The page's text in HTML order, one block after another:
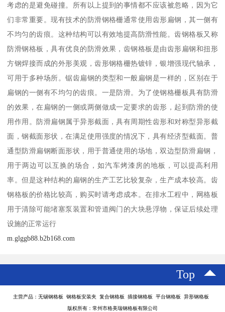
考虑的是避免碰撞。所有以上提到的事情都不应该被忽略，因为它
们非常重要。现有技术的防滑钢格栅通常使用齿形扁钢，其一侧有
不均匀的齿痕。这种结构可以有效地提高防滑性能。齿钢格板又称
防滑钢格板，具有优良的防滑效果，齿钢格板是由齿形扁钢和扭形
方钢焊接而成的外形美观，齿形钢格栅热镀锌，银增强现代轴承，
可用于多种场所。锯齿扁钢的类型和一般扁钢是一样的，区别在于
扁钢的一侧有不均匀的齿痕。一是防滑。为了使钢格栅板具有防滑
的效果，在扁钢的一侧或两侧做成一定要求的齿形，起到防滑的使
用作用。防滑扁钢属于异形截面，具有周期性齿形和对称型异形截
面，钢截面形状，在满足使用强度的情况下，具有经济型截面。普
通型防滑扁钢断面形状，用于普通使用的场地，双边型防滑扁钢，
用于两边可以互换的场合，如汽车烤漆房的地板，可以提高利用
率。但是这种结构的扁钢的生产工艺比较复杂，生产成本较高。齿
钢格板的价格比较高，购买时请考虑成本。在排水工程中，网格板
用于清除可能堵塞泵装置和管道阀门的大块悬浮物，保证后续处理
设施的正常运行
m.glggb88.b2b168.com
Top
主营产品：无锡钢格板 钢格板安装夹 复合钢格板 插接钢格板 平台钢格板 异形钢格板
版权所有：常州市格美瑞钢格板有限公司